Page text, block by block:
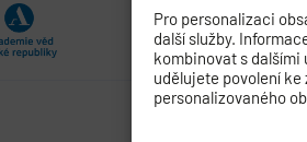
Pro personalizaci
další služby.
kombinovat s dalšími
udělujete povolení
personalizovaného